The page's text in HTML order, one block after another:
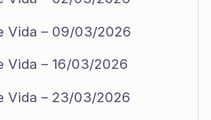
Vida – 09/03/2026
Vida – 16/03/2026
Vida – 23/03/2026